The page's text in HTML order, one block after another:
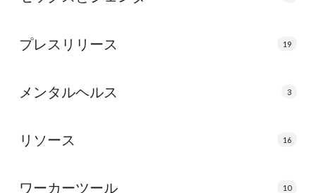
プレスリリース 19
メンタルヘルス 3
リソース 16
ワーカーツール 10